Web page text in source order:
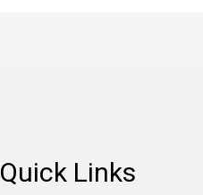
Quick Links